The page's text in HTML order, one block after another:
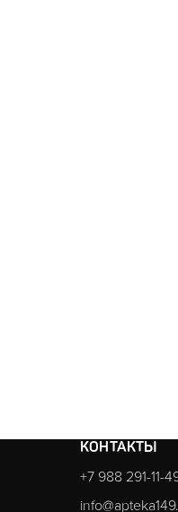
КОНТАКТЫ
+7 988 291-11-